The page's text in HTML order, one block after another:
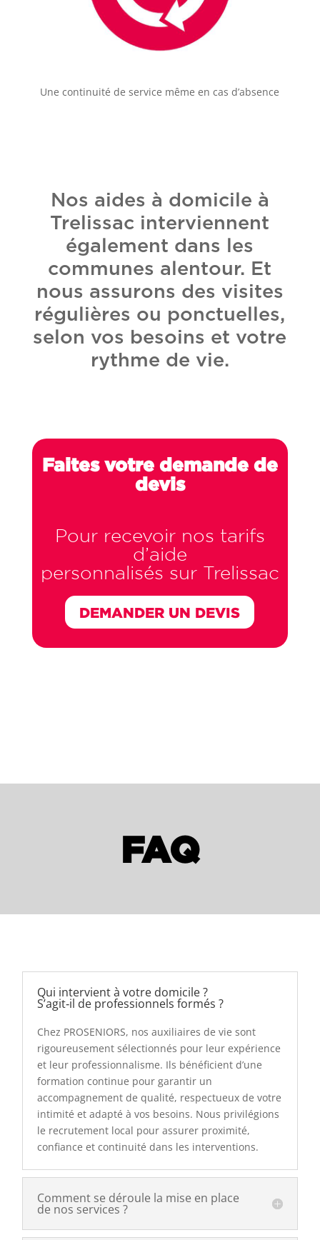
Une continuité de service même en cas d’absence
Nos aides à domicile à
Trelissac interviennent
également dans les
communes alentour. Et
nous assurons des visites
régulières ou ponctuelles,
selon vos besoins et votre
rythme de vie.
Faites votre demande de
devis
Pour recevoir nos tarifs
d’aide
personnalisés sur Trelissac
DEMANDER UN DEVIS
FAQ
Qui intervient à votre domicile ?
S’agit‑il de professionnels formés ?
Chez PROSENIORS, nos auxiliaires de vie sont
rigoureusement sélectionnés pour leur expérience
et leur professionnalisme. Ils bénéficient d’une
formation continue pour garantir un
accompagnement de qualité, respectueux de votre
intimité et adapté à vos besoins. Nous privilégions
le recrutement local pour assurer proximité,
confiance et continuité dans les interventions.
Comment se déroule la mise en place
de nos services ?